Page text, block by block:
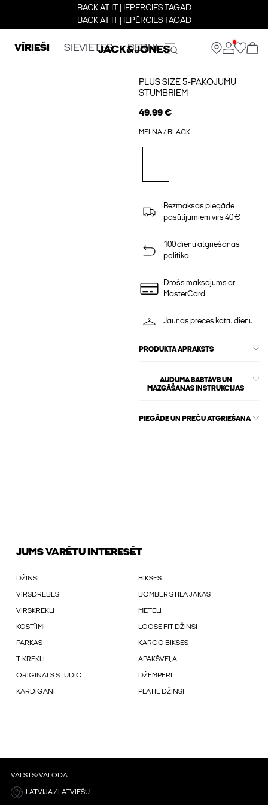
BACK AT IT | IEPĒRCIES TAGAD
BACK AT IT | IEPĒRCIES TAGAD
VĪRIEŠI SIEVIETES BERNI
PLUS SIZE 5-PAKOJUMU
STUMBRIEM
49.99 €
MELNA / BLACK
Bezmaksas piegāde
pasūtījumiem virs 40 €
100 dienu atgriešanas
politika
Drošs maksājums ar
MasterCard
Jaunas preces katru dienu
PRODUKTA APRAKSTS
AUDUMA SASTĀVS UN
MAZGĀŠANAS INSTRUKCIJAS
PIEGĀDE UN PREČU ATGRIEŠANA
JUMS VARĒTU INTERESĒT
DŽINSI BIKSES
VIRSDRĒBES BOMBER STILA JAKAS
VIRSKREKLI MĒTELI
KOSTĪIMI LOOSE FIT DŽINSI
PARKAS KARGO BIKSES
T-KREKLI APAKŠVEĻA
ORIGINALS STUDIO DŽEMPERI
KARDIGĀNI PLATIE DŽINSI
VALSTS/VALODA
LATVIJA / LATVIEŠU